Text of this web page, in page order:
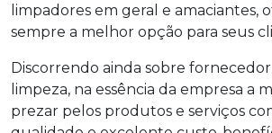
limpadores em geral e amaciantes,
sempre a melhor opção para seus
Discorrendo ainda sobre
limpeza, na essência da empresa a
prezar pelos produtos e serviços